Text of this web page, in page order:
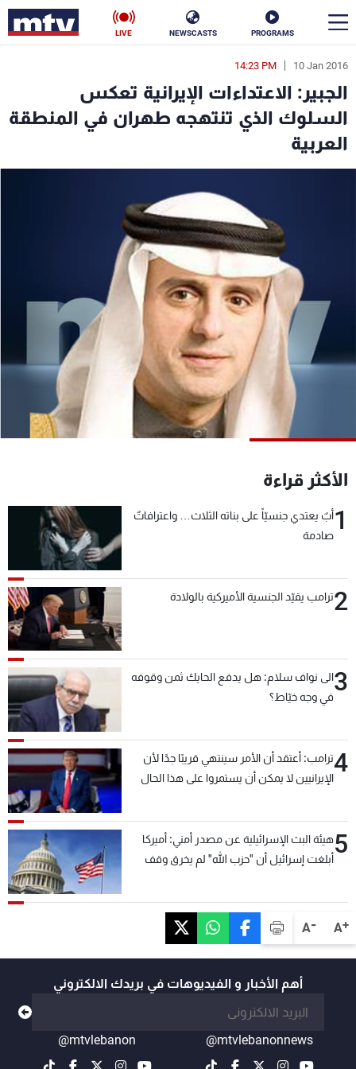
PROGRAMS
NEWSCASTS
LIVE
A+
A-
10 Jan 2016
14:23 PM
الجبير: الاعتداءات الإيرانية تعكس
السلوك الذي تنتهجه طهران في المنطقة
العربية
الأكثر قراءة
1أبٌ يعتدي جنسيّاً على بناته الثلاث… واعترافاتٌ
صادمة
2ترامب يقيّد الجنسية الأميركية بالولادة
3الى نواف سلام: هل يدفع الحايك ثمن وقوفه
في وجه خيّاط؟
4ترامب: أعتقد أن الأمر سينتهي قريبًا جدًا لأن
الإيرانيين لا يمكن أن يستمروا على هذا الحال
5هيئة البث الإسرائيلية عن مصدر أمني: أميركا
أبلغت إسرائيل أن "حزب الله" لم يخرق وقف
أهم الأخبار و الفيديوهات في بريدك الالكتروني
@mtvlebanonnews
@mtvlebanon
en
الأخبار
سياسة
رياضة
كأس العالم
البرامج
جدول البرامج
شاهد البرامج
الترددات
لاعلاناتكم